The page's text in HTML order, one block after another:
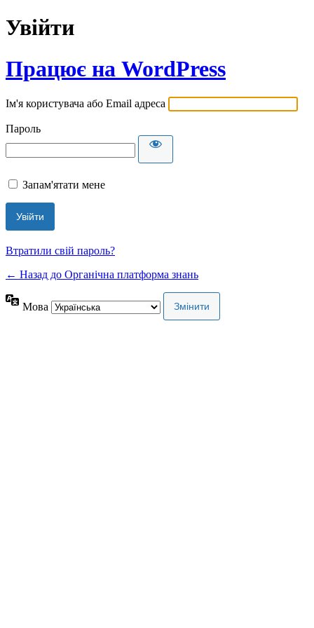
Увійти
Працює на WordPress
Ім'я користувача або Email адреса
Пароль
Запам'ятати мене
Втратили свій пароль?
← Назад до Органічна платформа знань
Мова